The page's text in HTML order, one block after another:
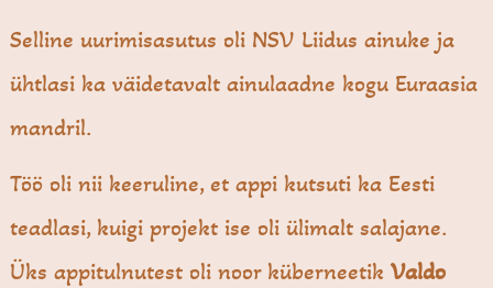
Selline uurimisasutus oli NSV Liidus ainuke ja
ühtlasi ka väidetavalt ainulaadne kogu Euraasia
mandril.
Töö oli nii keeruline, et appi kutsuti ka Eesti
teadlasi, kuigi projekt ise oli ülimalt salajane.
Üks appitulnutest oli noor küberneetikValdo